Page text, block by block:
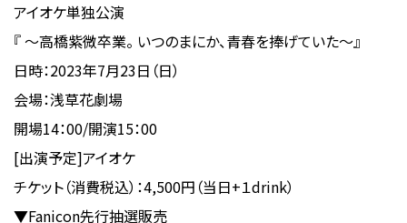
アイオケ単独公演
『 〜高橋紫微卒業。 いつのまにか、青春を捧げていた〜』
日時：2023年7月23日（日）
会場：浅草花劇場
開場14：00/開演15：00
[出演予定]アイオケ
チケット（消費税込）：4,500円（当日+１drink）
▼Fanicon先行抽選販売